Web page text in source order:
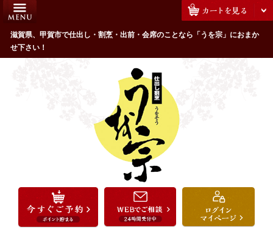
滋賀県、甲賀市で仕出し・割烹・出前・会席のことなら「うを宗」におまか
せ下さい！
HOME
うを宗のこだわり
配達エリア・注文方法
お祝い・ハレの日
法事・法要